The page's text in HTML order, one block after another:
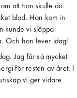
att hon skulle dö.
blod. Hon kom in
kunde vi släppa
Och hon lever idag!
Jag får så mycket
för resten av året. I
vi ger vidare